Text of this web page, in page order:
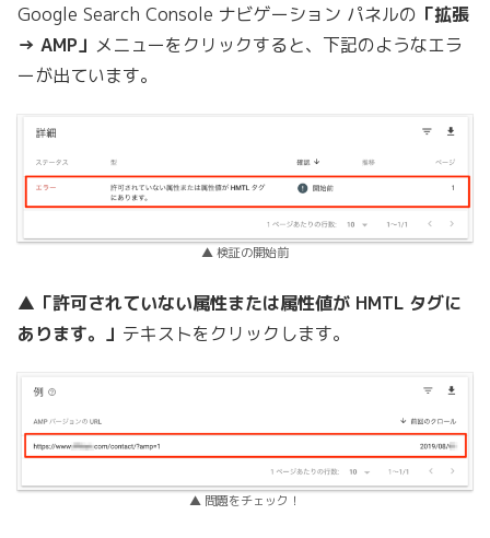
Google Search Console ナビゲーション パネルの 「拡張
→ AMP」 メニューをクリックすると、下記のようなエラ
ーが出ています。
▲ 検証の開始前
▲ 「許可されていない属性または属性値が HMTL タグに
あります。」 テキストをクリックします。
▲ 問題をチェック！